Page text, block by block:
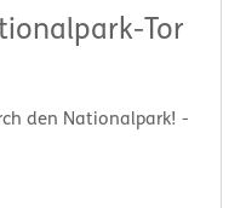
Tor
den Nationalpark! -